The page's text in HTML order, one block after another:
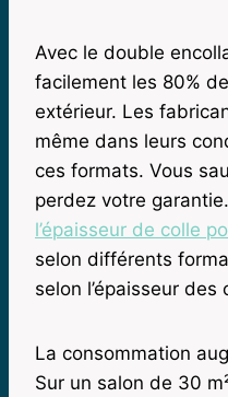
Avec le double
facilement les 80%
extérieur. Les
même dans leurs
ces formats. Vous
perdez votre
l’épaisseur de colle
selon différents
selon l’épaisseur des
La consommation
Sur un salon de 30